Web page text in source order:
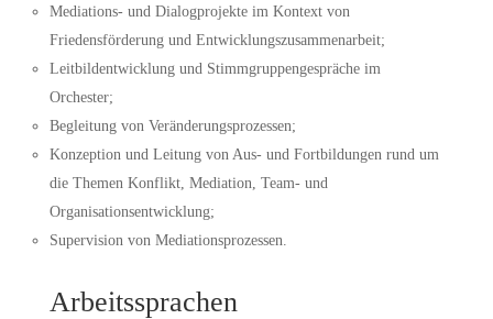
Mediations- und Dialogprojekte im Kontext von
Friedensförderung und Entwicklungszusammenarbeit;
Leitbildentwicklung und Stimmgruppengespräche im
Orchester;
Begleitung von Veränderungsprozessen;
Konzeption und Leitung von Aus- und Fortbildungen rund um
die Themen Konflikt, Mediation, Team- und
Organisationsentwicklung;
Supervision von Mediationsprozessen.
Arbeitssprachen